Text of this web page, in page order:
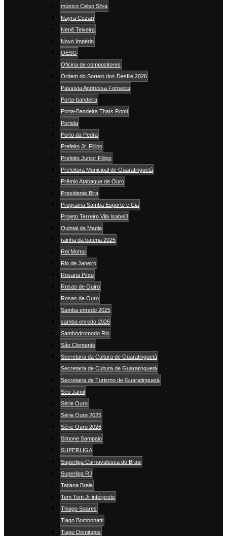
músico Celso Silva
Nayra Cezari
Nenê Teixeira
Novo Império
OESG
Oficina de compositores
Ordem do Sorteio dos Desfile 2026
Passista Andressa Fonseca
Porta-bandeira
Porta-Bandeira Thaís Romi
Portela
Porto da Pedra
Prefeito Jr. Fillipo
Prefeito Junior Fillipo
Prefeitura Municipal de Guaratinguetá
Prêmio Atabaque de Ouro
Presidente Bira
Programa Samba Esporte e Cia
Projeto Terreiro Vila Isabel3
Quintal da Magia
rainha da bateria 2025
Rei Momo
Rio de Janeiro
Rosana Pinto
Rosas de Ouiro
Rosas de Ouro
Samba enredo 2025
samba enredo 2026
Sambódromodo Rio
São Clemente
Secretaria da Cultura de Guaratinguetá
Secretaria de Cultura de Guaratinguetá
Secretaria de Turismo de Guaratinguetá
Seo Jamil
Série Ouro
Série Ouro 2025
Série Ouro 2026
Simone Sampaio
SUPERLIGA
Superliga Carnavalesca do Brasi
Superliga RJ
Tatiana Breia
Tem Tem Jr intérprete
Thiago Soares
Tiago Bombonatti
Tiago Domingos